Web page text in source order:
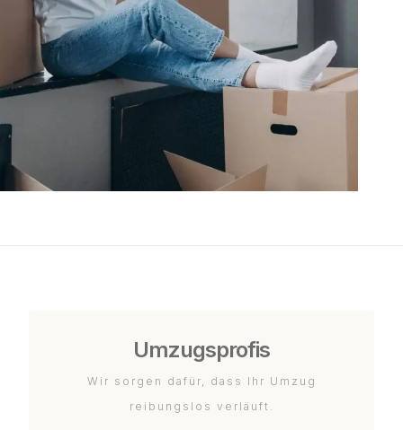
Umzugsprofis
Wir sorgen dafür, dass Ihr Umzug
reibungslos verläuft.